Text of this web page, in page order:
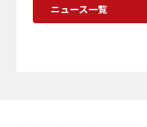
ニュース一覧